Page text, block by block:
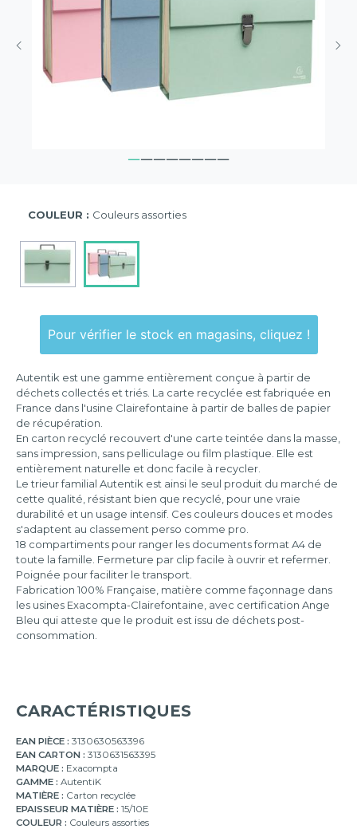
COULEUR : Couleurs assorties
Pour vérifier le stock en magasins, cliquez !
Autentik est une gamme entièrement conçue à partir de
déchets collectés et triés. La carte recyclée est fabriquée en
France dans l'usine Clairefontaine à partir de balles de papier
de récupération.
En carton recyclé recouvert d'une carte teintée dans la masse,
sans impression, sans pelliculage ou film plastique. Elle est
entièrement naturelle et donc facile à recycler.
Le trieur familial Autentik est ainsi le seul produit du marché de
cette qualité, résistant bien que recyclé, pour une vraie
durabilité et un usage intensif. Ces couleurs douces et modes
s'adaptent au classement perso comme pro.
18 compartiments pour ranger les documents format A4 de
toute la famille. Fermeture par clip facile à ouvrir et refermer.
Poignée pour faciliter le transport.
Fabrication 100% Française, matière comme façonnage dans
les usines Exacompta-Clairefontaine, avec certification Ange
Bleu qui atteste que le produit est issu de déchets post-
consommation.
CARACTÉRISTIQUES
EAN PIÈCE : 3130630563396
EAN CARTON : 3130631563395
MARQUE : Exacompta
GAMME : AutentiK
MATIÈRE : Carton recyclée
EPAISSEUR MATIÈRE : 15/10E
COULEUR : Couleurs assorties